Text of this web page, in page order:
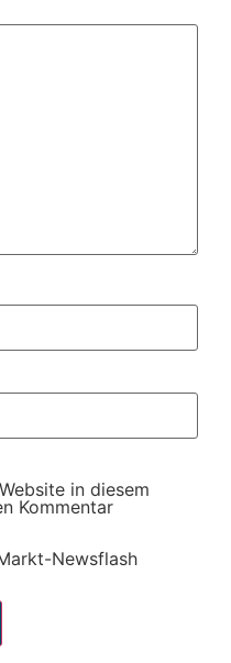
in diesem
Kommentar
Newsflash